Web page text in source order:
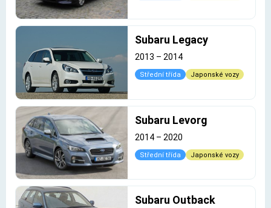
Subaru Legacy
2013 – 2014
Střední třída Japonské vozy
Subaru Levorg
2014 – 2020
Střední třída Japonské vozy
Subaru Outback